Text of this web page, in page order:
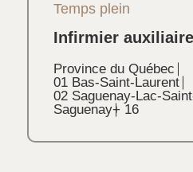
Temps plein
Infirmier auxiliaire
Province du Québec
01 Bas-Saint-Laurent
02 Saguenay-Lac-
Saguenay+ 16